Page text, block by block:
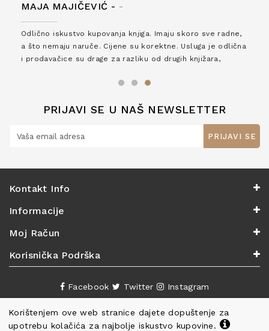
Korištenjem ove web stranice dajete dopuštenje za
upotrebu kolačića za najbolje iskustvo kupovine.
MAJA MAJIČEVIĆ - -
Odlično iskustvo kupovanja knjiga. Imaju skoro sve radne,
a što nemaju naruče. Cijene su korektne. Usluga je odlična
i prodavačice su drage za razliku od drugih knjižara,
PRIJAVI SE U NAŠ NEWSLETTER
PRIJAVI SE
Kontakt Info
Informacije
Moj Račun
Korisnička Podrška
Facebook Twitter Instagram